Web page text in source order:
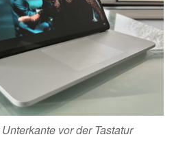
vor der Tastatur